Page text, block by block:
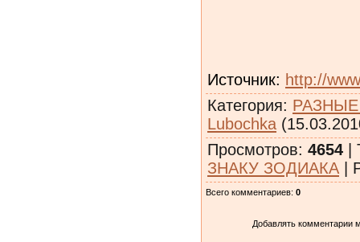
Источник: http://
Категория:
Lubochka
Просмотров: 4654 |
ЗНАКУ ЗОДИАКА |
Всего комментариев: 0
Добавлять комментарии